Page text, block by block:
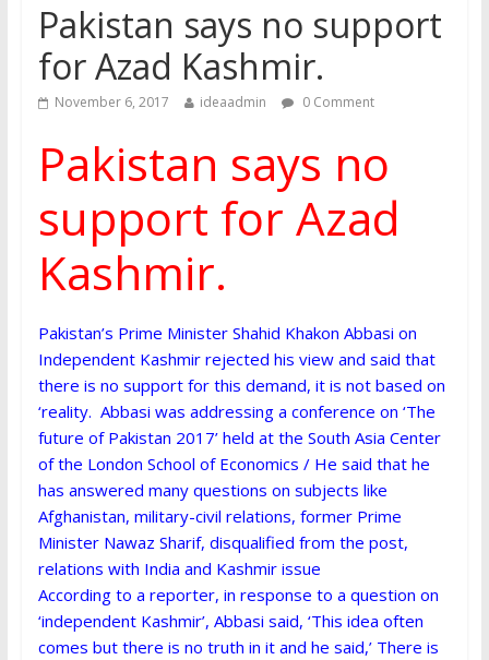
Pakistan says no support
for Azad Kashmir.
November 6, 2017 ideaadmin 0 Comment
Pakistan says no
support for Azad
Kashmir.
Pakistan’s Prime Minister Shahid Khakon Abbasi on
Independent Kashmir rejected his view and said that
there is no support for this demand, it is not based on
‘reality. Abbasi was addressing a conference on ‘The
future of Pakistan 2017’ held at the South Asia Center
of the London School of Economics / He said that he
has answered many questions on subjects like
Afghanistan, military-civil relations, former Prime
Minister Nawaz Sharif, disqualified from the post,
relations with India and Kashmir issue
According to a reporter, in response to a question on
‘independent Kashmir’, Abbasi said, ‘This idea often
comes but there is no truth in it and he said,’ There is